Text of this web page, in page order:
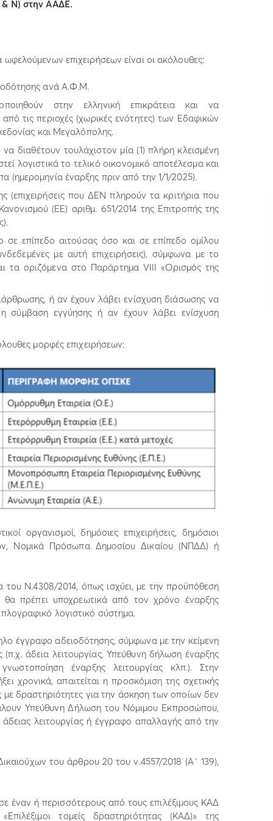
& Ν) στην ΑΑΔΕ.
επιχειρήσεων είναι οι ακόλουθες:
ανά Α.Φ.Μ.
στην ελληνική επικράτεια και να
τις περιοχές (χωρικές ενότητες) των Εδαφικών
και Μεγαλόπολης.
διαθέτουν τουλάχιστον μία (1) πλήρη κλεισμένη
λογιστικά το τελικό οικονομικό αποτέλεσμα και
(ημερομηνία έναρξης πριν από την 1/1/2025).
(επιχειρήσεις που ΔΕΝ πληρούν τα κριτήρια που
(ΕΕ) αριθμ. 651/2014 της Επιτροπής της
σε επίπεδο αιτούσας όσο και σε επίπεδο ομίλου
με αυτή επιχειρήσεις), σύμφωνα με το
τα οριζόμενα στο Παράρτημα VΙII «Ορισμός της
ή αν έχουν λάβει ενίσχυση διάσωσης να
σύμβαση εγγύησης ή αν έχουν λάβει ενίσχυση
μορφές επιχειρήσεων:
οργανισμοί, δημόσιες επιχειρήσεις, δημόσιοι
Νομικά Πρόσωπα Δημοσίου Δικαίου (ΝΠΔΔ) ή
Ν.4308/2014, όπως ισχύει, με την προϋπόθεση
θα πρέπει υποχρεωτικά από τον χρόνο έναρξης
λογιστικό σύστημα.
έγγραφο αδειοδότησης, σύμφωνα με την κείμενη
άδεια λειτουργίας, Υπεύθυνη δήλωση έναρξης
έναρξης λειτουργίας κλπ.). Στην
χρονικά, απαιτείται η προσκόμιση της σχετικής
με δραστηριότητες για την άσκηση των οποίων δεν
Υπεύθυνη Δήλωση του Νόμιμου Εκπροσώπου,
λειτουργίας ή έγγραφο απαλλαγής από την
του άρθρου 20 του ν.4557/2018 (Α΄ 139),
έναν ή περισσότερους από τους επιλέξιμους ΚΑΔ
τομείς δραστηριότητας (ΚΑΔ)» της